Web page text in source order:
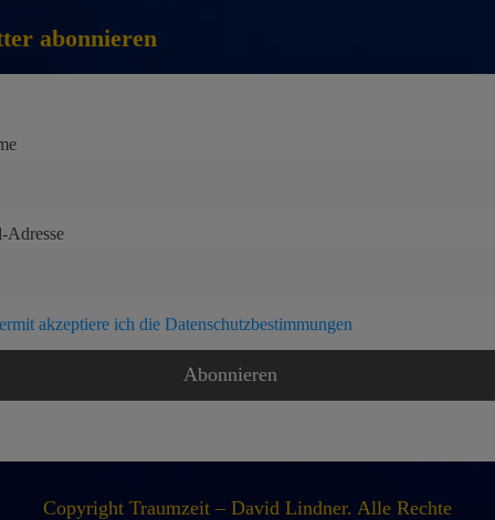
abonnieren
Adresse
akzeptiere ich die Datenschutzbestimmungen
Copyright Traumzeit – David Lindner. Alle Rechte